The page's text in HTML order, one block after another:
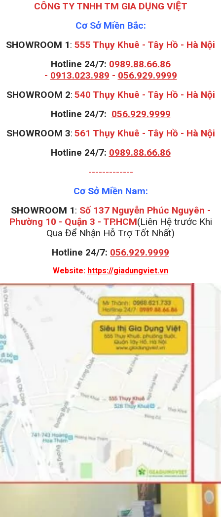
CÔNG TY TNHH TM GIA DỤNG VIỆT
Cơ Sở Miền Bắc:
SHOWROOM 1: 555 Thụy Khuê - Tây Hồ - Hà Nội
Hotline 24/7: 0989.88.66.86
- 0913.023.989 - 056.929.9999
SHOWROOM 2: 540 Thụy Khuê - Tây Hồ - Hà Nội
Hotline 24/7: 056.929.9999
SHOWROOM 3: 561 Thụy Khuê - Tây Hồ - Hà Nội
Hotline 24/7: 0989.88.66.86
-------------
Cơ Sở Miền Nam:
SHOWROOM 1: Số 137 Nguyễn Phúc Nguyên -
Phường 10 - Quận 3 - TP.HCM(Liên Hệ trước Khi
Qua Để Nhận Hỗ Trợ Tốt Nhất)
Hotline 24/7: 056.929.9999
Website: https://giadungviet.vn